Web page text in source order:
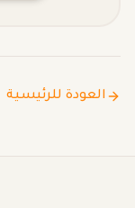
العودة للرئيسية